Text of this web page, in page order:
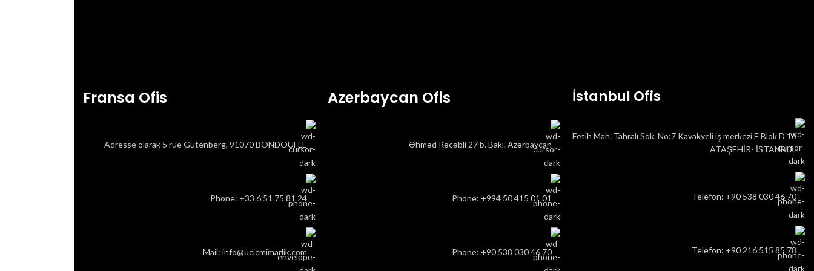
İstanbul Ofis
Fetih Mah. Tahralı Sok. No:7 Kavakyeli iş merkezi E Blok D 16
ATAŞEHİR- İSTANBUL
Telefon: ‎+90 538 030 46 70
Telefon: ‎+90 216 515 85 78
Azerbaycan Ofis
Əhməd Rəcəbli 27 b. Bakı. Azərbaycan
Phone: ‎‎+994 50 415 01 01
Phone: +90 538 030 46 70
Fransa Ofis
Adresse olarak 5 rue Gutenberg, 91070 BONDOUFLE
Phone: ‎+33 6 51 75 81 24
Mail: info@ucicmimarlik.com